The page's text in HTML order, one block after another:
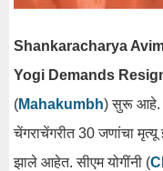
Shankaracharya
Yogi Demands
(Mahakumbh) सुरू आहे.
चेंगराचेंगरीत 30 जणांचा
झाले आहेत. सीएम योगींनी (